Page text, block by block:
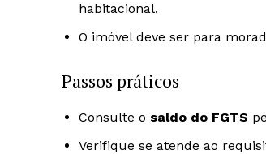
habitacional.
O imóvel deve ser para
Passos práticos
Consulte o saldo do FGTS
Verifique se atende ao